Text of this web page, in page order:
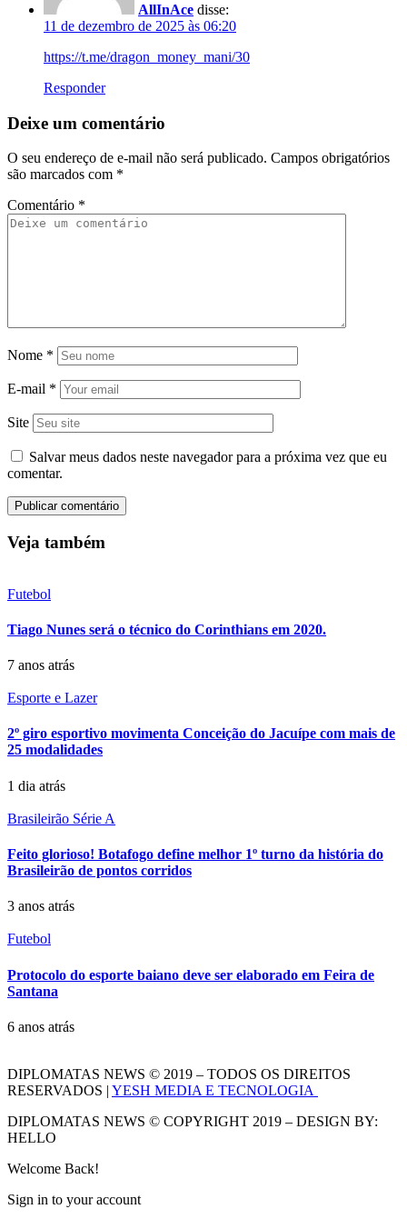
AllInAce disse:
11 de dezembro de 2025 às 06:20
https://t.me/dragon_money_mani/30
Responder
Deixe um comentário
O seu endereço de e-mail não será publicado. Campos obrigatórios
são marcados com *
Comentário *
Nome *
E-mail *
Site
Salvar meus dados neste navegador para a próxima vez que eu
comentar.
Veja também
Futebol
Tiago Nunes será o técnico do Corinthians em 2020.
7 anos atrás
Esporte e Lazer
2º giro esportivo movimenta Conceição do Jacuípe com mais de
25 modalidades
1 dia atrás
Brasileirão Série A
Feito glorioso! Botafogo define melhor 1º turno da história do
Brasileirão de pontos corridos
3 anos atrás
Futebol
Protocolo do esporte baiano deve ser elaborado em Feira de
Santana
6 anos atrás
DIPLOMATAS NEWS © 2019 – TODOS OS DIREITOS
RESERVADOS | YESH MEDIA E TECNOLOGIA
DIPLOMATAS NEWS © COPYRIGHT 2019 – DESIGN BY:
HELLO
Welcome Back!
Sign in to your account